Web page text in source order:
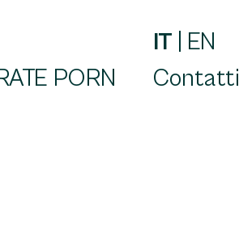
PORN
IT
EN
Contatti